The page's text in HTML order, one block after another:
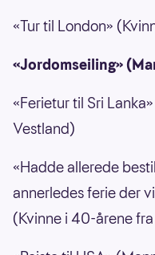
«Tur til London»
«Jordomseiling»
«Ferietur til Sri
Vestland)
«Hadde allerede
annerledes ferie der
(Kvinne i 40-årene